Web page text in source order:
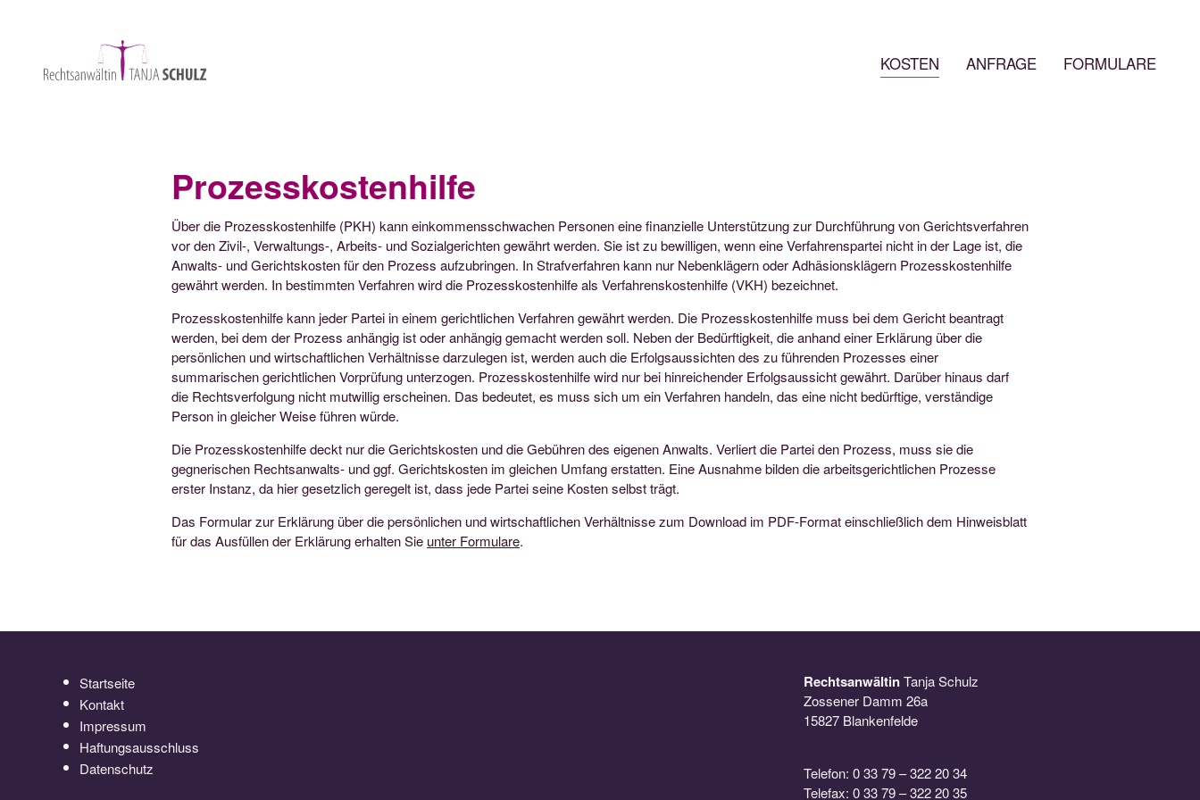
KOSTEN ANFRAGE FORMULARE
Prozesskostenhilfe
Über die Prozesskostenhilfe (PKH) kann einkommensschwachen Personen eine finanzielle Unterstützung zur Durchführung von Gerichtsverfahren
vor den Zivil-, Verwaltungs-, Arbeits- und Sozialgerichten gewährt werden. Sie ist zu bewilligen, wenn eine Verfahrenspartei nicht in der Lage ist, die
Anwalts- und Gerichtskosten für den Prozess aufzubringen. In Strafverfahren kann nur Nebenklägern oder Adhäsionsklägern Prozesskostenhilfe
gewährt werden. In bestimmten Verfahren wird die Prozesskostenhilfe als Verfahrenskostenhilfe (VKH) bezeichnet.
Prozesskostenhilfe kann jeder Partei in einem gerichtlichen Verfahren gewährt werden. Die Prozesskostenhilfe muss bei dem Gericht beantragt
werden, bei dem der Prozess anhängig ist oder anhängig gemacht werden soll. Neben der Bedürftigkeit, die anhand einer Erklärung über die
persönlichen und wirtschaftlichen Verhältnisse darzulegen ist, werden auch die Erfolgsaussichten des zu führenden Prozesses einer
summarischen gerichtlichen Vorprüfung unterzogen. Prozesskostenhilfe wird nur bei hinreichender Erfolgsaussicht gewährt. Darüber hinaus darf
die Rechtsverfolgung nicht mutwillig erscheinen. Das bedeutet, es muss sich um ein Verfahren handeln, das eine nicht bedürftige, verständige
Person in gleicher Weise führen würde.
Die Prozesskostenhilfe deckt nur die Gerichtskosten und die Gebühren des eigenen Anwalts. Verliert die Partei den Prozess, muss sie die
gegnerischen Rechtsanwalts- und ggf. Gerichtskosten im gleichen Umfang erstatten. Eine Ausnahme bilden die arbeitsgerichtlichen Prozesse
erster Instanz, da hier gesetzlich geregelt ist, dass jede Partei seine Kosten selbst trägt.
Das Formular zur Erklärung über die persönlichen und wirtschaftlichen Verhältnisse zum Download im PDF-Format einschließlich dem Hinweisblatt
für das Ausfüllen der Erklärung erhalten Sie unter Formulare.
Startseite
Kontakt
Impressum
Haftungsausschluss
Datenschutz
RechtsanwältinTanja Schulz
Zossener Damm 26a
15827 Blankenfelde
Telefon: 0 33 79 – 322 20 34
Telefax: 0 33 79 – 322 20 35